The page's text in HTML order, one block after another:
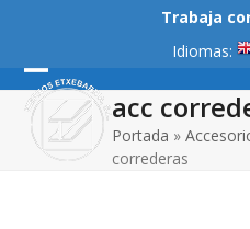
content
Trabaja
Idiomas:
Open
mobile
menu
Close
mobile
menu
acc
Portada »
correderas